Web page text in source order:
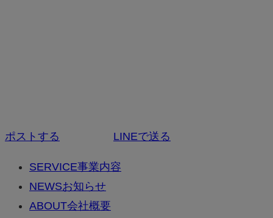
ポストする LINEで送る
SERVICE事業内容
NEWSお知らせ
ABOUT会社概要